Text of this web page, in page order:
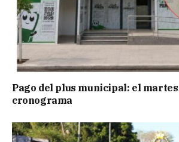
Pago del plus municipal: el
cronograma